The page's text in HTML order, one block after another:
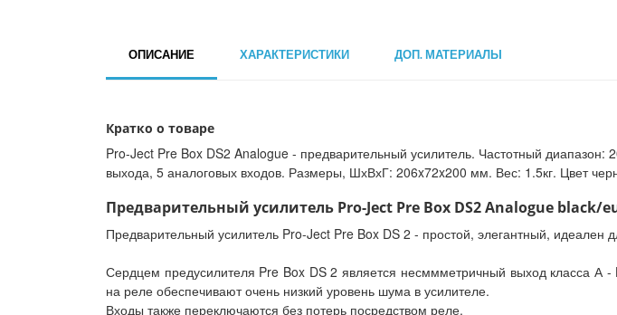
ОПИСАНИЕ ХАРАКТЕРИСТИКИ ДОП. МАТЕРИАЛЫ
Кратко о товаре
Pro-Ject Pre Box DS2 Analogue - предварительный усилитель. Частотный
выхода, 5 аналоговых входов. Размеры, ШхВхГ: 206x72x200 мм. Вес: 1.5кг. Цвет
Предварительный усилитель Pro-Ject Pre Box DS2 Analogue black/
Предварительный усилитель Pro-Ject Pre Box DS 2 - простой, элегантный, идеален
Сердцем предусилителя Pre Box DS 2 является несммметричный выход класса А
на реле обеспечивают очень низкий уровень шума в усилителе.
Входы также переключаются без потерь посредством реле.